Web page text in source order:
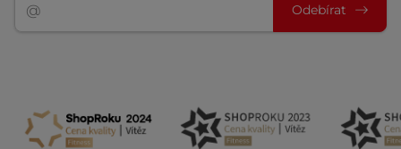
Odebírat